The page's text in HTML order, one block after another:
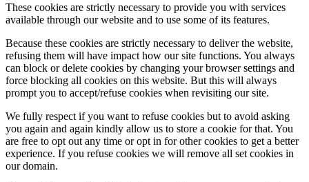
These cookies are strictly necessary to provide you with services
available through our website and to use some of its features.
Because these cookies are strictly necessary to deliver the website,
refusing them will have impact how our site functions. You always
can block or delete cookies by changing your browser settings and
force blocking all cookies on this website. But this will always
prompt you to accept/refuse cookies when revisiting our site.
We fully respect if you want to refuse cookies but to avoid asking
you again and again kindly allow us to store a cookie for that. You
are free to opt out any time or opt in for other cookies to get a better
experience. If you refuse cookies we will remove all set cookies in
our domain.